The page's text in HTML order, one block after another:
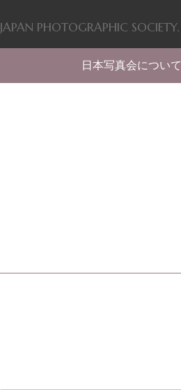
JAPAN PHOTOGRAPHIC SOCIETY.
日本写真会について